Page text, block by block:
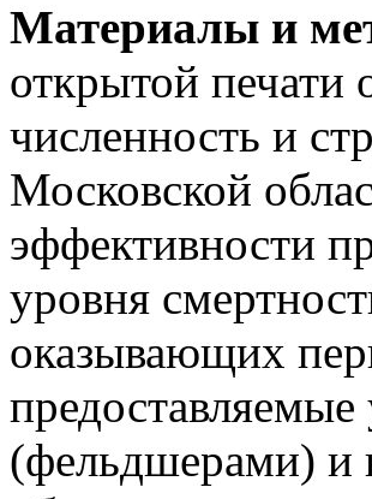
Материалы и
открытой печати
численность и
Московской
эффективности
уровня
оказывающих
(фельдшерами) и